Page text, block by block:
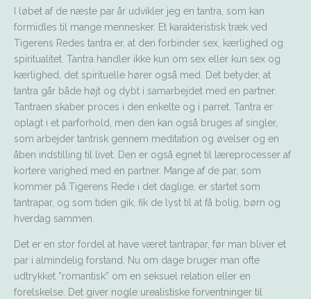
I løbet af de næste par år udvikler jeg en tantra, som kan
formidles til mange mennesker. Et karakteristisk træk ved
Tigerens Redes tantra er, at den forbinder sex, kærlighed og
spiritualitet. Tantra handler ikke kun om sex eller kun sex og
kærlighed, det spirituelle hører også med. Det betyder, at
tantra går både højt og dybt i samarbejdet med en partner.
Tantraen skaber proces i den enkelte og i parret. Tantra er
oplagt i et parforhold, men den kan også bruges af singler,
som arbejder tantrisk gennem meditation og øvelser og en
åben indstilling til livet. Den er også egnet til læreprocesser af
kortere varighed med en partner. Mange af de par, som
kommer på Tigerens Rede i det daglige, er startet som
tantrapar, og som tiden gik, fik de lyst til at få bolig, børn og
hverdag sammen.
Det er en stor fordel at have været tantrapar, før man bliver et
par i almindelig forstand. Nu om dage bruger man ofte
udtrykket ”romantisk” om en seksuel relation eller en
forelskelse. Det giver nogle urealistiske forventninger til